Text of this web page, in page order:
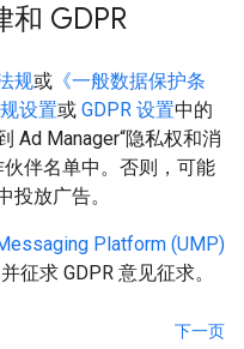
和 GDPR
规或 《一般数据保护条
设置或 GDPR 设置中的
Ad Manager“隐私权和消
伙伴名单中。否则，可能
投放广告。
Platform (UMP)
并征求 GDPR 意见征求。
下一页